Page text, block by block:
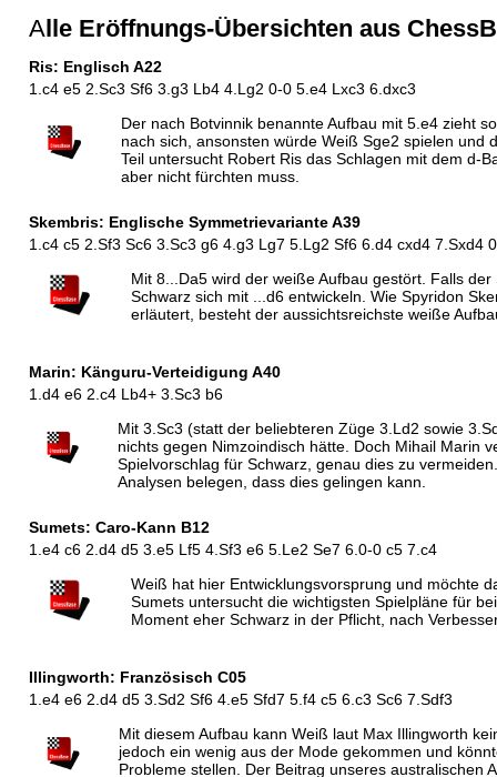
Alle Eröffnungs-Übersichten aus
Ris: Englisch A22
1.c4 e5 2.Sc3 Sf6 3.g3 Lb4 4.Lg2 0-0 5.e4 Lxc3 6.dxc3
Der nach Botvinnik benannte Aufbau mit 5.e4 zieht
nach sich, ansonsten würde Weiß Sge2 spielen und
Teil untersucht Robert Ris das Schlagen mit dem d-
aber nicht fürchten muss.
Skembris: Englische Symmetrievariante A39
1.c4 c5 2.Sf3 Sc6 3.Sc3 g6 4.g3 Lg7 5.Lg2 Sf6 6.d4 cxd4 7.Sxd4
Mit 8...Da5 wird der weiße Aufbau gestört. Falls
Schwarz sich mit ...d6 entwickeln. Wie Spyridon
erläutert, besteht der aussichtsreichste weiße
Marin: Känguru-Verteidigung A40
1.d4 e6 2.c4 Lb4+ 3.Sc3 b6
Mit 3.Sc3 (statt der beliebteren Züge 3.Ld2 sowie
nichts gegen Nimzoindisch hätte. Doch Mihail Marin
Spielvorschlag für Schwarz, genau dies zu
Analysen belegen, dass dies gelingen kann.
Sumets: Caro-Kann B12
1.e4 c6 2.d4 d5 3.e5 Lf5 4.Sf3 e6 5.Le2 Se7 6.0-0 c5 7.c4
Weiß hat hier Entwicklungsvorsprung und möchte
Sumets untersucht die wichtigsten Spielpläne für
Moment eher Schwarz in der Pflicht, nach
Illingworth: Französisch C05
1.e4 e6 2.d4 d5 3.Sd2 Sf6 4.e5 Sfd7 5.f4 c5 6.c3 Sc6 7.Sdf3
Mit diesem Aufbau kann Weiß laut Max Illingworth
jedoch ein wenig aus der Mode gekommen und
Probleme stellen. Der Beitrag unseres australischen